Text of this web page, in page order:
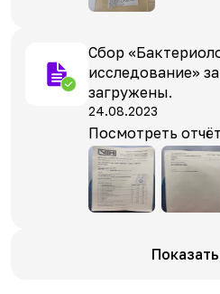
Сбор
исследование»
загружены.
24.08.2023
Посмотреть